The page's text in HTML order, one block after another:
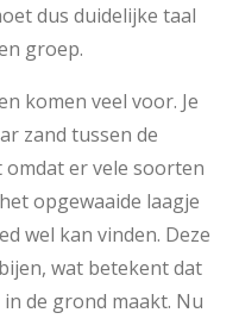
dus duidelijke taal
groep.
komen veel voor. Je
zand tussen de
er vele soorten
opgewaaide laagje
wel kan vinden. Deze
wat betekent dat
de grond maakt. Nu